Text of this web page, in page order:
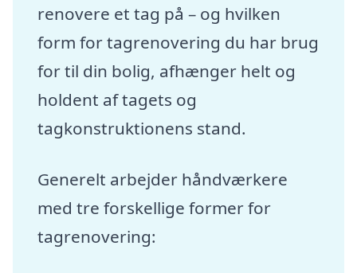
renovere et tag på – og hvilken
form for tagrenovering du har brug
for til din bolig, afhænger helt og
holdent af tagets og
tagkonstruktionens stand.
Generelt arbejder håndværkere
med tre forskellige former for
tagrenovering: